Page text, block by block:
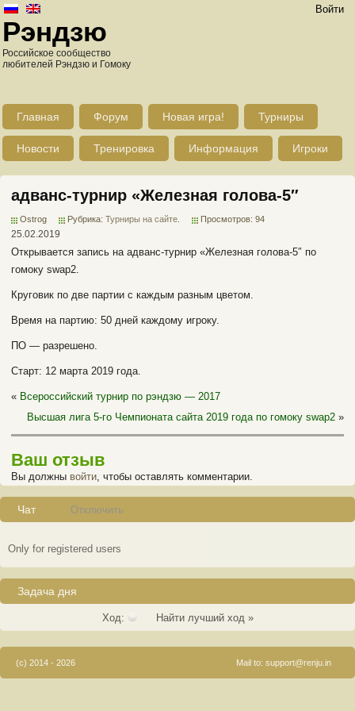
Войти
Рэндзю
Российское сообщество
любителей Рэндзю и Гомоку
Главная Форум Новая игра! Турниры
Новости Тренировка Информация Игроки
адванс-турнир «Железная голова-5″
Ostrog Рубрика: Турниры на сайте Просмотров: 94
25.02.2019
Открывается запись на адванс-турнир «Железная голова-5″ по
гомоку swap2.
Круговик по две партии с каждым разным цветом.
Время на партию: 50 дней каждому игроку.
ПО — разрешено.
Старт: 12 марта 2019 года.
« Всероссийский турнир по рэндзю — 2017
Высшая лига 5-го Чемпионата сайта 2019 года по гомоку swap2 »
Ваш отзыв
Вы должны войти, чтобы оставлять комментарии.
Чат Отключить
Only for registered users
Задача дня
Ход: Найти лучший ход »
(c) 2014 - 2026 Mail to: support@renju.in